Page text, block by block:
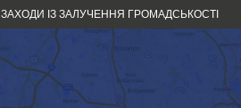
ЗАХОДИ ІЗ ЗАЛУЧЕННЯ ГРОМАДСЬКОСТІ